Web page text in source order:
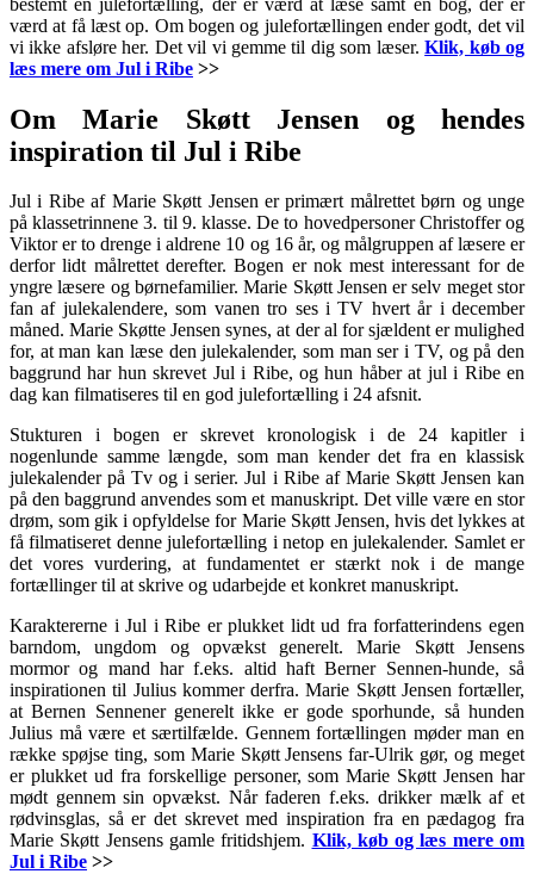
værd at få læst op. Om bogen og julefortællingen ender godt, det vil
vi ikke afsløre her. Det vil vi gemme til dig som læser.Klik, køb og
læs mere om Jul i Ribe >>
Om Marie Skøtt Jensen og hendes
inspiration til Jul i Ribe
Jul i Ribe af Marie Skøtt Jensen er primært målrettet børn og unge
på klassetrinnene 3. til 9. klasse. De to hovedpersoner Christoffer og
Viktor er to drenge i aldrene 10 og 16 år, og målgruppen af læsere er
derfor lidt målrettet derefter. Bogen er nok mest interessant for de
yngre læsere og børnefamilier. Marie Skøtt Jensen er selv meget stor
fan af julekalendere, som vanen tro ses i TV hvert år i december
måned. Marie Skøtte Jensen synes, at der al for sjældent er mulighed
for, at man kan læse den julekalender, som man ser i TV, og på den
baggrund har hun skrevet Jul i Ribe, og hun håber at jul i Ribe en
dag kan filmatiseres til en god julefortælling i 24 afsnit.
Stukturen i bogen er skrevet kronologisk i de 24 kapitler i
nogenlunde samme længde, som man kender det fra en klassisk
julekalender på Tv og i serier. Jul i Ribe af Marie Skøtt Jensen kan
på den baggrund anvendes som et manuskript. Det ville være en stor
drøm, som gik i opfyldelse for Marie Skøtt Jensen, hvis det lykkes at
få filmatiseret denne julefortælling i netop en julekalender. Samlet er
det vores vurdering, at fundamentet er stærkt nok i de mange
fortællinger til at skrive og udarbejde et konkret manuskript.
Karaktererne i Jul i Ribe er plukket lidt ud fra forfatterindens egen
barndom, ungdom og opvækst generelt. Marie Skøtt Jensens
mormor og mand har f.eks. altid haft Berner Sennen-hunde, så
inspirationen til Julius kommer derfra. Marie Skøtt Jensen fortæller,
at Bernen Sennener generelt ikke er gode sporhunde, så hunden
Julius må være et særtilfælde. Gennem fortællingen møder man en
række spøjse ting, som Marie Skøtt Jensens far-Ulrik gør, og meget
er plukket ud fra forskellige personer, som Marie Skøtt Jensen har
mødt gennem sin opvækst. Når faderen f.eks. drikker mælk af et
rødvinsglas, så er det skrevet med inspiration fra en pædagog fra
Marie Skøtt Jensens gamle fritidshjem. Klik, køb og læs mere om
Jul i Ribe >>